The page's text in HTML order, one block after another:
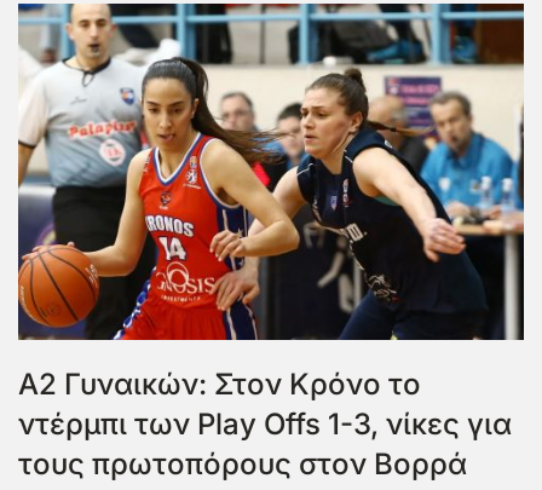
Α2 Γυναικών: Στον Κρόνο το
ντέρμπι των Play Offs 1-3, νίκες για
τους πρωτοπόρους στον Βορρά